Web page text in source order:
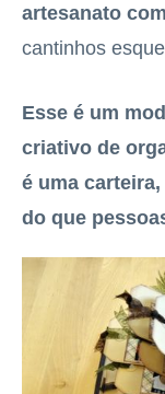
artesanato
cantinhos
Esse é um
criativo de
é uma
do que